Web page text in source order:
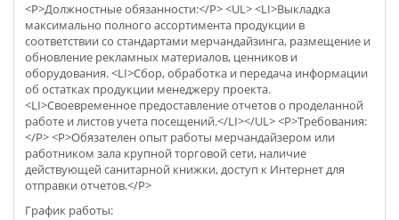
<P>Должностные обязанности:</P> <UL> <LI>Выкладка
максимально полного ассортимента продукции в
соответствии со стандартами мерчaндайзинга, размещение и
обновление рекламных материалов, ценников и
оборудования. <LI>Сбор, обработка и передача информации
об остатках продукции менеджеру проекта.
<LI>Своевременное предоставление отчетов о проделанной
работе и листов учета посещений.</LI></UL> <P>Требования:
</P> <P>Обязателен опыт работы мерчaндайзером или
работником зала крупной торговой сети, наличие
действующей санитарной книжки, доступ к Интернет для
отправки отчетов.</P>
График работы: